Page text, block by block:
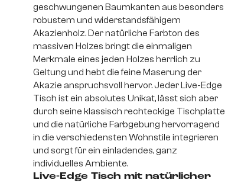
geschwungenen Baumkanten aus besonders
robustem und widerstandsfähigem
Akazienholz. Der natürliche Farbton des
massiven Holzes bringt die einmaligen
Merkmale eines jeden Holzes herrlich zu
Geltung und hebt die feine Maserung der
Akazie anspruchsvoll hervor. Jeder Live-Edge
Tisch ist ein absolutes Unikat, lässt sich aber
durch seine klassisch rechteckige Tischplatte
und die natürliche Farbgebung hervorragend
in die verschiedensten Wohnstile integrieren
und sorgt für ein einladendes, ganz
individuelles Ambiente.
Live-Edge Tisch mit natürlicher